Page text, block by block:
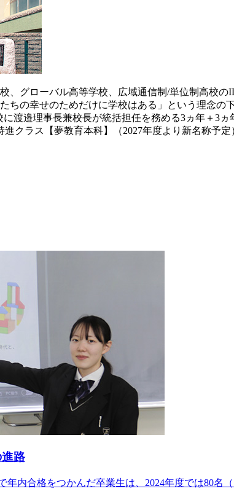
、グローバル高等学校、広域通信制/単位制高校
ちの幸せのためだけに学校はある」という理念
渡邉理事長兼校長が統括担任を務める3ヵ年＋3ヵ
クラス【夢教育本科】（2027年度より新名称予定
路
内合格をつかんだ卒業生は、2024年度では80名